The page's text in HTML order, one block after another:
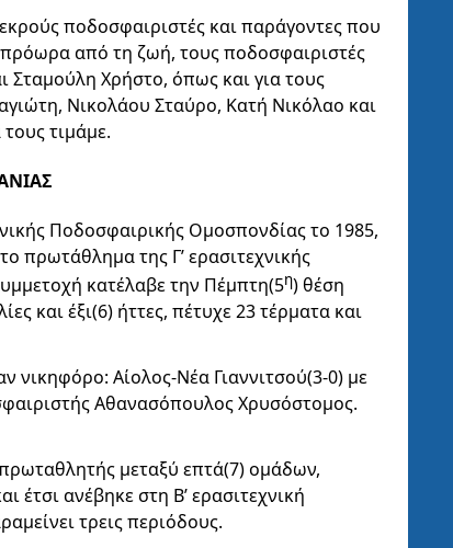
ποδοσφαιριστές και παράγοντες που
από τη ζωή, τους ποδοσφαιριστές
Χρήστο, όπως και για τους
Νικολάου Σταύρο, Κατή Νικόλαο και
τιμάμε.
Ποδοσφαιρικής Ομοσπονδίας το 1985,
πρωτάθλημα της Γ’ ερασιτεχνικής
κατέλαβε την Πέμπτη(5η) θέση
και έξι(6) ήττες, πέτυχε 23 τέρματα και
νικηφόρο: Αίολος-Νέα Γιαννιτσού(3-0) με
Αθανασόπουλος Χρυσόστομος.
μεταξύ επτά(7) ομάδων,
έτσι ανέβηκε στη Β’ ερασιτεχνική
τρεις περιόδους.